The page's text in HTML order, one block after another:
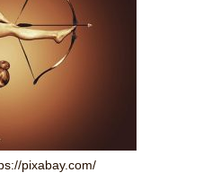
pixabay.com/